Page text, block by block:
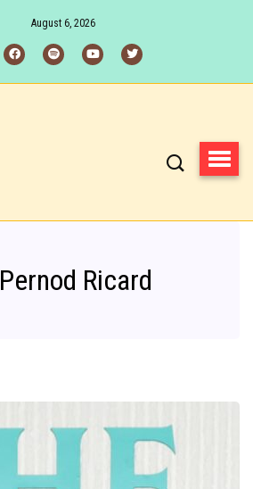
August 6, 2026
Pernod Ricard